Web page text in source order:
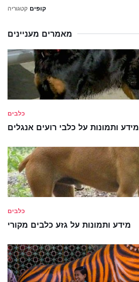
קטגוריה קופים
מאמרים מעניינים
כלבים
מידע ותמונות על כלבי רועים אנגלים
כלבים
מידע ותמונות על גזע כלבים מקורי